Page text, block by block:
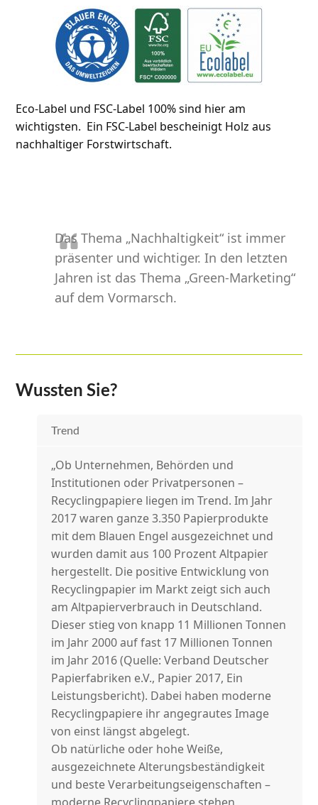
Eco-Label und FSC-Label 100% sind hier am
wichtigsten. Ein FSC-Label bescheinigt Holz aus
nachhaltiger Forstwirtschaft.
Das Thema „Nachhaltigkeit“ ist immer
präsenter und wichtiger. In den letzten
Jahren ist das Thema „Green-Marketing“
auf dem Vormarsch.
Wussten Sie?
Trend
„Ob Unternehmen, Behörden und
Institutionen oder Privatpersonen –
Recyclingpapiere liegen im Trend. Im Jahr
2017 waren ganze 3.350 Papierprodukte
mit dem Blauen Engel ausgezeichnet und
wurden damit aus 100 Prozent Altpapier
hergestellt. Die positive Entwicklung von
Recyclingpapier im Markt zeigt sich auch
am Altpapierverbrauch in Deutschland.
Dieser stieg von knapp 11 Millionen Tonnen
im Jahr 2000 auf fast 17 Millionen Tonnen
im Jahr 2016 (Quelle: Verband Deutscher
Papierfabriken e.V., Papier 2017, Ein
Leistungsbericht). Dabei haben moderne
Recyclingpapiere ihr angegrautes Image
von einst längst abgelegt.
Ob natürliche oder hohe Weiße,
ausgezeichnete Alterungsbeständigkeit
und beste Verarbeitungseigenschaften –